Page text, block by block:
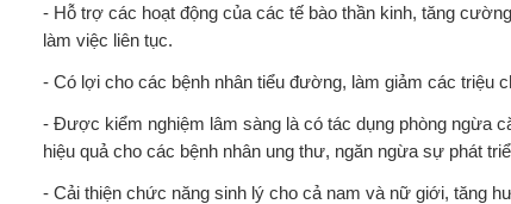
- Hỗ trợ các hoạt động của các tế bào thần kinh, tăng
làm việc liên tục.
- Có lợi cho các bệnh nhân tiểu đường, làm giảm các
- Được kiểm nghiệm lâm sàng là có tác dụng phòng ngừa
hiệu quả cho các bệnh nhân ung thư, ngăn ngừa sự phát
- Cải thiện chức năng sinh lý cho cả nam và nữ giới, tăng